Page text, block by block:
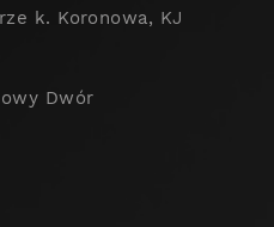
k. Koronowa, KJ
Dwór